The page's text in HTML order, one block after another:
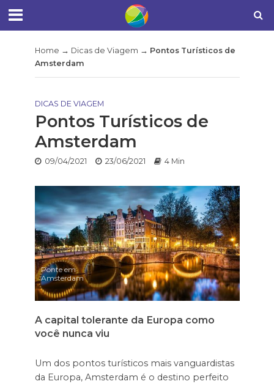
Home → Dicas de Viagem → Pontos Turísticos de
Amsterdam
DICAS DE VIAGEM
Pontos Turísticos de
Amsterdam
09/04/2021 23/06/2021 4 Min
Ponte em
Amsterdam
A capital tolerante da Europa como
você nunca viu
Um dos pontos turísticos mais vanguardistas
da Europa, Amsterdam é o destino perfeito